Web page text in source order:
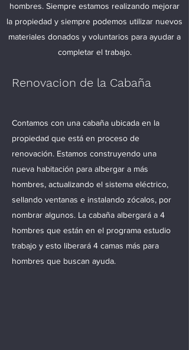
hombres. Siempre estamos realizando mejorar
la propiedad y siempre podemos utilizar nuevos
materiales donados y voluntarios para ayudar a
completar el trabajo.
Renovacion de la Cabaña
Contamos con una cabaña ubicada en la
propiedad que está en proceso de
renovación. Estamos construyendo una
nueva habitación para albergar a más
hombres, actualizando el sistema eléctrico,
sellando ventanas e instalando zócalos, por
nombrar algunos. La cabaña albergará a 4
hombres que están en el programa estudio
trabajo y esto liberará 4 camas más para
hombres que buscan ayuda.